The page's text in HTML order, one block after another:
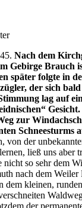
Nach dem
Gebirge Brauch
später folgte in
der sich
lag auf
zur
Schneesturms
von der
ließ uns aber
so sehr dem
nach dem
dem kleinen,
der